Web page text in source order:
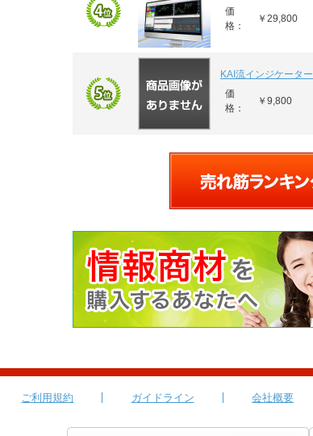
価
格：
￥29,800
KAI流インジケーター
価
格：
￥9,800
ご利用規約 ガイドライン 会社概要